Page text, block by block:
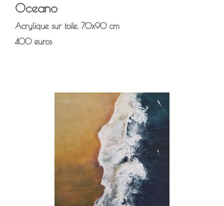
Oceano
Acrylique sur toile, 70x90 cm
400 euros